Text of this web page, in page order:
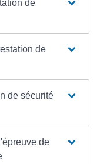
de
de
de sécurité
de